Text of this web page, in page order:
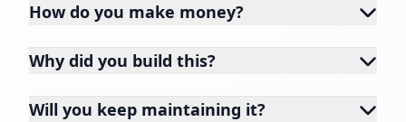
How do you make money?
Why did you build this?
Will you keep maintaining it?